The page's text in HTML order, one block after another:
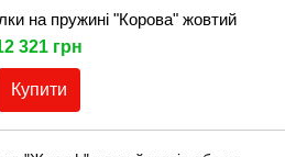
на пружині "Корова" жовтий
321 грн
Купити